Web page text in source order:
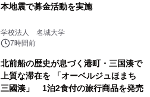
本地震で募金活動を実施
学校法人 名城大学
7時間前
北前船の歴史が息づく港町・三国湊で
上質な滞在を 「オーベルジュほまち
三國湊」 1泊2食付の旅行商品を発売